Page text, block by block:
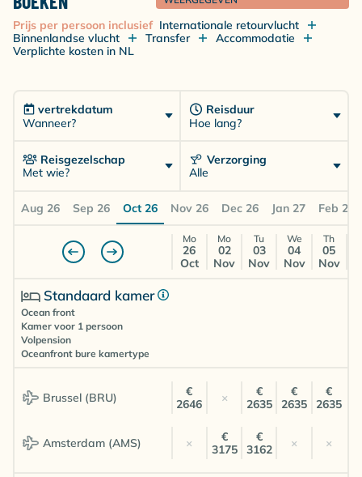
die een authentieke, natuurlijke en duurzame ervaring
zoeken. Met directe toegang tot de Great Astrolabe
Reef, een kleinschalige eco‑setting en een warme
Prijs per persoon inclusief Internationale retourvlucht
Binnenlandse vlucht
Transfer
Accommodatie
Verplichte kosten in NL
vertrekdatum
Wanneer?
Reisduur
Hoe lang?
Reisgezelschap
Met wie?
Verzorging
Alle
Aug 26 Sep 26 Oct 26 Nov 26 Dec 26 Jan 27 Feb 27
Mo
26
Oct
Mo
02
Nov
Tu
03
Nov
We
04
Nov
Th
05
Nov
Standaard kamer
Ocean front
Kamer voor 1 persoon
Volpension
Oceanfront bure kamertype
Brussel (BRU)
Amsterdam (AMS)
€
2646
×
€
2635
€
2635
€
2635
×
€
3175
€
3162
× ×